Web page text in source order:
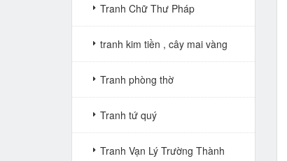
Tranh Chữ Thư Pháp
tranh kim tiền , cây mai vàng
Tranh phòng thờ
Tranh tứ quý
Tranh Vạn Lý Trường Thành